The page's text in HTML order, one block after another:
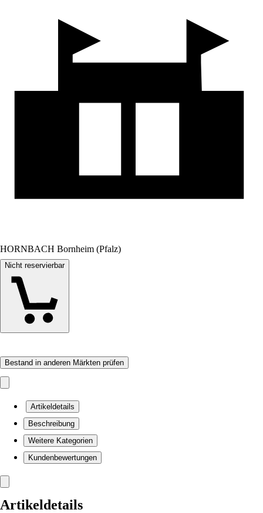
HORNBACH Bornheim (Pfalz)
Nicht reservierbar
Bestand in anderen Märkten prüfen
Artikeldetails
Beschreibung
Weitere Kategorien
Kundenbewertungen
Artikeldetails